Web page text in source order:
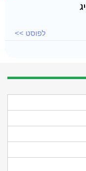
לפוסט >>